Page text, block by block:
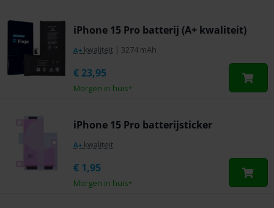
iPhone 15 Pro batterij (A+ kwaliteit)
A+ kwaliteit | 3274 mAh
Morgen in huis*
€ 23,95
iPhone 15 Pro batterijsticker
A+ kwaliteit
Morgen in huis*
€ 1,95